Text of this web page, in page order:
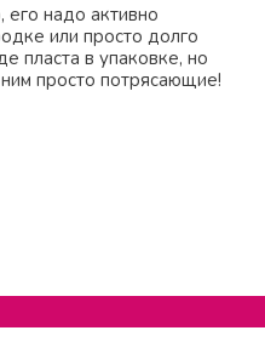
надо активно
или просто долго
пласта в упаковке, но
просто потрясающие!